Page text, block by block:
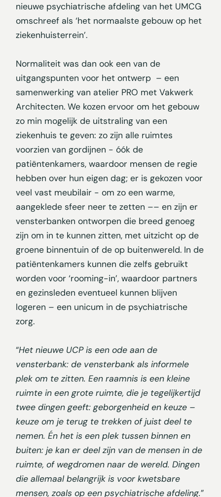
nieuwe psychiatrische afdeling van het UMCG
omschreef als ‘het normaalste gebouw op het
ziekenhuisterrein’.
Normaliteit was dan ook een van de
uitgangspunten voor het ontwerp – een
samenwerking van atelier PRO met Vakwerk
Architecten. We kozen ervoor om het gebouw
zo min mogelijk de uitstraling van een
ziekenhuis te geven: zo zijn alle ruimtes
voorzien van gordijnen - óók de
patiëntenkamers, waardoor mensen de regie
hebben over hun eigen dag; er is gekozen voor
veel vast meubilair - om zo een warme,
aangeklede sfeer neer te zetten –– en zijn er
vensterbanken ontworpen die breed genoeg
zijn om in te kunnen zitten, met uitzicht op de
groene binnentuin of de op buitenwereld. In de
patiëntenkamers kunnen die zelfs gebruikt
worden voor ‘rooming-in’, waardoor partners
en gezinsleden eventueel kunnen blijven
logeren – een unicum in de psychiatrische
zorg.
“Het nieuwe UCP is een ode aan de
vensterbank: de vensterbank als informele
plek om te zitten. Een raamnis is een kleine
ruimte in een grote ruimte, die je tegelijkertijd
twee dingen geeft: geborgenheid en keuze –
keuze om je terug te trekken of juist deel te
nemen. Én het is een plek tussen binnen en
buiten: je kan er deel zijn van de mensen in de
ruimte, of wegdromen naar de wereld. Dingen
die allemaal belangrijk is voor kwetsbare
mensen, zoals op een psychiatrische afdeling.”